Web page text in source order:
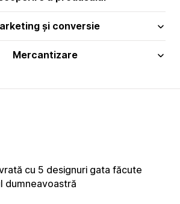
și conversie
Mercantizare
cu 5 designuri gata făcute
dumneavoastră